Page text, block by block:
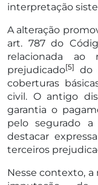
interpretação
A alteração
art. 787 do
relacionada
prejudicado[5]
do
coberturas
civil. O antigo
garantia o
pelo segurado
destacar
terceiros
Nesse contexto, a